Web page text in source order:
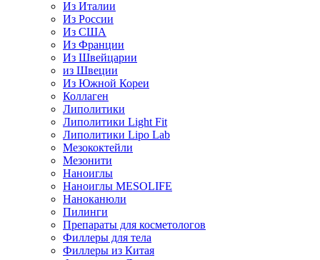
Из Италии
Из России
Из США
Из Франции
Из Швейцарии
из Швеции
Из Южной Кореи
Коллаген
Липолитики
Липолитики Light Fit
Липолитики Lipo Lab
Мезококтейли
Мезонити
Наноиглы
Наноиглы MESOLIFE
Наноканюли
Пилинги
Препараты для косметологов
Филлеры для тела
Филлеры из Китая